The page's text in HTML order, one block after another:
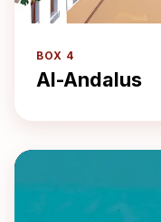
BOX 4
Al-Andalus